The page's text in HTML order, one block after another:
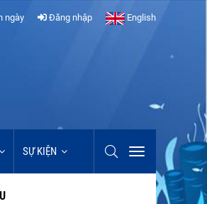
ngày Đăng nhập English
SỰ KIỆN